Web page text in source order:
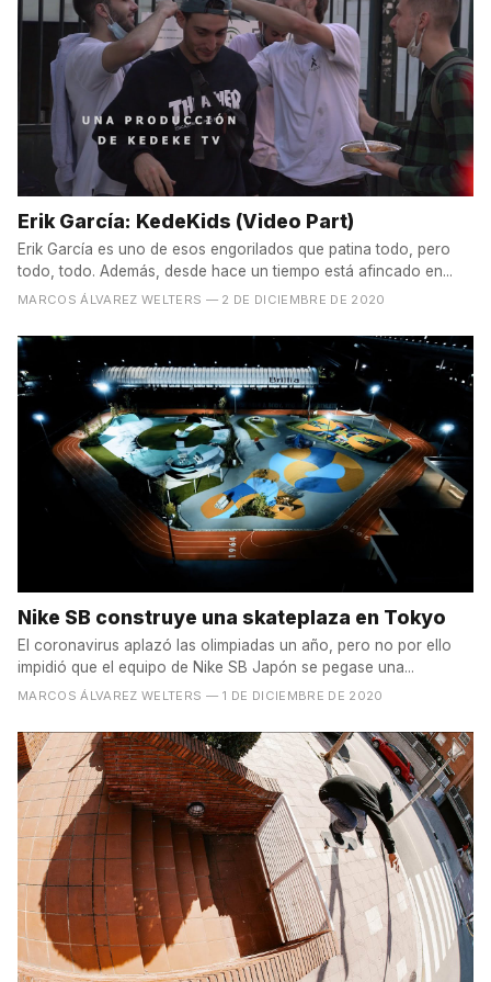
Erik García: KedeKids (Video Part)
Erik García es uno de esos engorilados que patina todo, pero
todo, todo. Además, desde hace un tiempo está afincado en...
MARCOS ÁLVAREZ WELTERS — 2 DE DICIEMBRE DE 2020
Nike SB construye una skateplaza en Tokyo
El coronavirus aplazó las olimpiadas un año, pero no por ello
impidió que el equipo de Nike SB Japón se pegase una...
MARCOS ÁLVAREZ WELTERS — 1 DE DICIEMBRE DE 2020